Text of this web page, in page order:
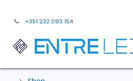
+351 232 093 154